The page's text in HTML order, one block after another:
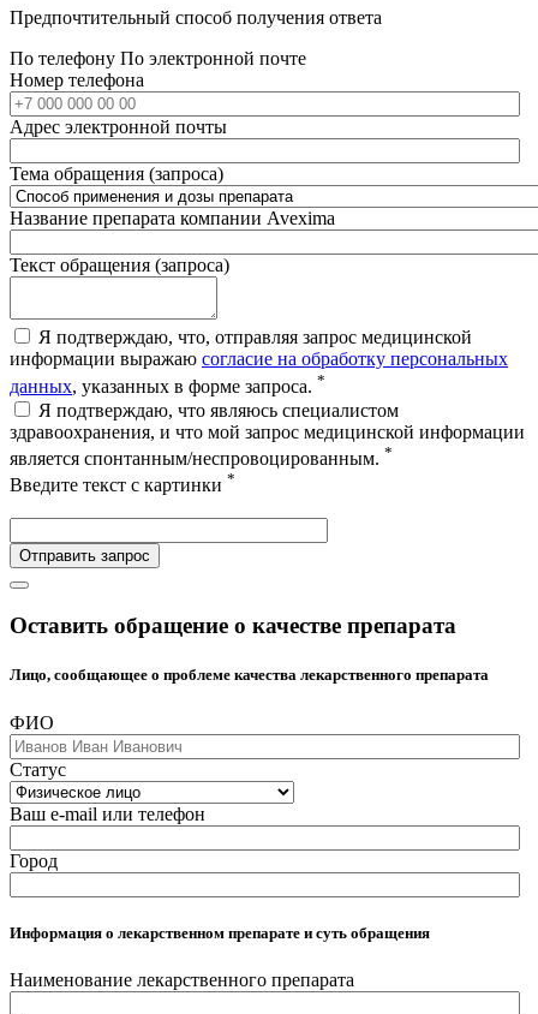
Предпочтительный способ получения ответа
По телефону По электронной почте
Номер телефона
Адрес электронной почты
Тема обращения (запроса)
Название препарата компании Avexima
Текст обращения (запроса)
Я подтверждаю, что, отправляя запрос медицинской
информации выражаю согласие на обработку персональных
данных, указанных в форме запроса. *
Я подтверждаю, что являюсь специалистом
здравоохранения, и что мой запрос медицинской информации
является спонтанным/неспровоцированным. *
Введите текст с картинки *
Отправить запрос
Оставить обращение о качестве препарата
Лицо, сообщающее о проблеме качества лекарственного препарата
ФИО
Статус
Ваш e-mail или телефон
Город
Информация о лекарственном препарате и суть обращения
Наименование лекарственного препарата